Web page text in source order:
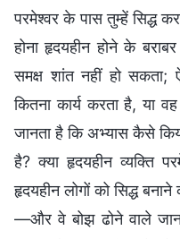
परमेश्वर के पास तुम्हें सिद्ध
होना हृदयहीन होने के
समक्ष शांत नहीं हो सकता;
कितना कार्य करता है, या
जानता है कि अभ्यास कैसे
है? क्या हृदयहीन व्यक्ति
हृदयहीन लोगों को सिद्ध
—और वे बोझ ढोने वाले